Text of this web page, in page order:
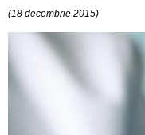
(18 decembrie 2015)